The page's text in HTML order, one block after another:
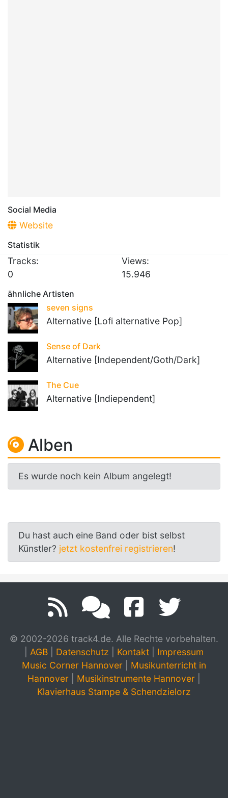
Social Media
Website
Statistik
Tracks:
0
Views:
15.946
ähnliche Artisten
seven signs
Alternative [Lofi alternative Pop]
Sense of Dark
Alternative [Independent/Goth/Dark]
The Cue
Alternative [Indiependent]
Alben
Es wurde noch kein Album angelegt!
Du hast auch eine Band oder bist selbst
Künstler? jetzt kostenfrei registrieren!
© 2002-2026 track4.de. Alle Rechte vorbehalten.
AGB Datenschutz Kontakt
Impressum
Music Corner Hannover
Musikunterricht in
Hannover
Musikinstrumente Hannover
Klavierhaus Stampe & Schendzielorz